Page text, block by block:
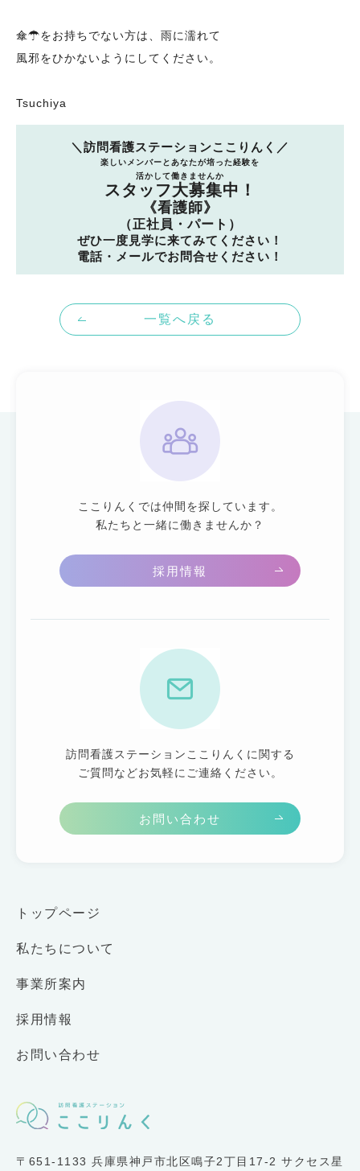
傘☂をお持ちでない方は、雨に濡れて
風邪をひかないようにしてください。
Tsuchiya
＼訪問看護ステーションここりんく／
楽しいメンバーとあなたが培った経験を
活かして働きませんか
スタッフ大募集中！
《看護師》
（正社員・パート）
ぜひ一度見学に来てみてください！
電話・メールでお問合せください！
一覧へ戻る
ここりんくでは仲間を探しています。
私たちと一緒に働きませんか？
採用情報
訪問看護ステーションここりんくに関する
ご質問などお気軽にご連絡ください。
お問い合わせ
〒651-1133 兵庫県神戸市北区鳴子2丁目17-2 サクセス星
トップページ
私たちについて
事業所案内
採用情報
お問い合わせ